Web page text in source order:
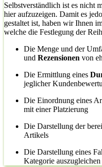
Selbstverständlich ist es nicht
hier aufzuzeigen. Damit es
gestaltet ist, haben wir Ihnen
welche die Festlegung der
Die Menge und der
und Rezensionen von
Die Ermittlung eines
jeglicher
Die Einordnung eines
mit einer Platzierung
Die Darstellung der
Artikels
Die Darstellung eines
Kategorie auszugleichen